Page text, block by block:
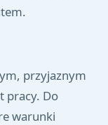
przyjaznym
pracy. Do
warunki